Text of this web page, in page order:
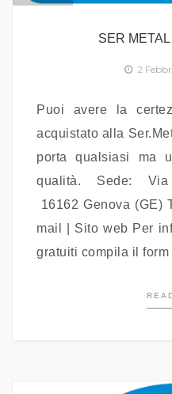
SER
2
Puoi avere la
acquistato alla
porta qualsiasi ma
qualità. Sede:
16162 Genova (GE)
mail | Sito web Per
gratuiti compila il